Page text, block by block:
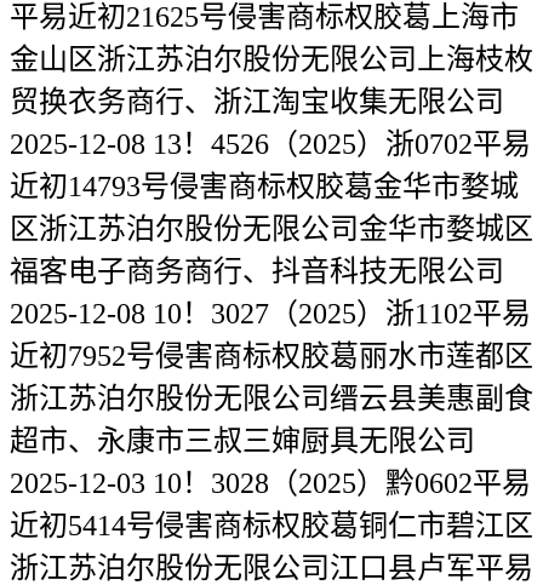
平易近初21625号侵害商标权胶葛上海市
金山区浙江苏泊尔股份无限公司上海枝枚
贸换衣务商行、浙江淘宝收集无限公司
2025-12-08 13！4526（2025）浙0702平易
近初14793号侵害商标权胶葛金华市婺城
区浙江苏泊尔股份无限公司金华市婺城区
福客电子商务商行、抖音科技无限公司
2025-12-08 10！3027（2025）浙1102平易
近初7952号侵害商标权胶葛丽水市莲都区
浙江苏泊尔股份无限公司缙云县美惠副食
超市、永康市三叔三婶厨具无限公司
2025-12-03 10！3028（2025）黔0602平易
近初5414号侵害商标权胶葛铜仁市碧江区
浙江苏泊尔股份无限公司江口县卢军平易